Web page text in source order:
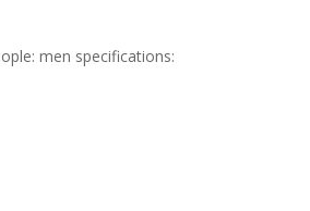
men specifications: